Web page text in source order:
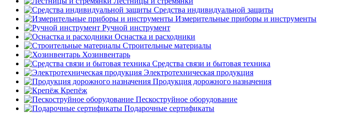
Средства индивидуальной защиты
Измерительные приборы и инструменты
Ручной инструмент
Оснастка и расходники
Строительные материалы
Хозинвентарь
Средства связи и бытовая техника
Электротехническая продукция
Продукция дорожного назначения
Крепёж
Пескоструйное оборудование
Подарочные сертификаты